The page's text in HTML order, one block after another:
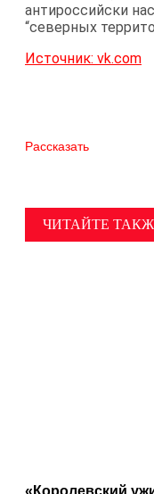
антироссийски
“северных
Источник: vk.com
Рассказать
ЧИТАЙТЕ
«Королевский